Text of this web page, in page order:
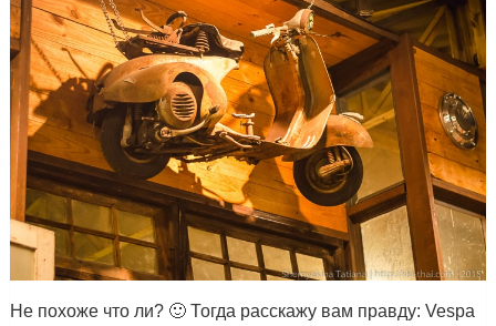
Не похоже что ли? 🙂 Тогда расскажу вам правду: Vespa